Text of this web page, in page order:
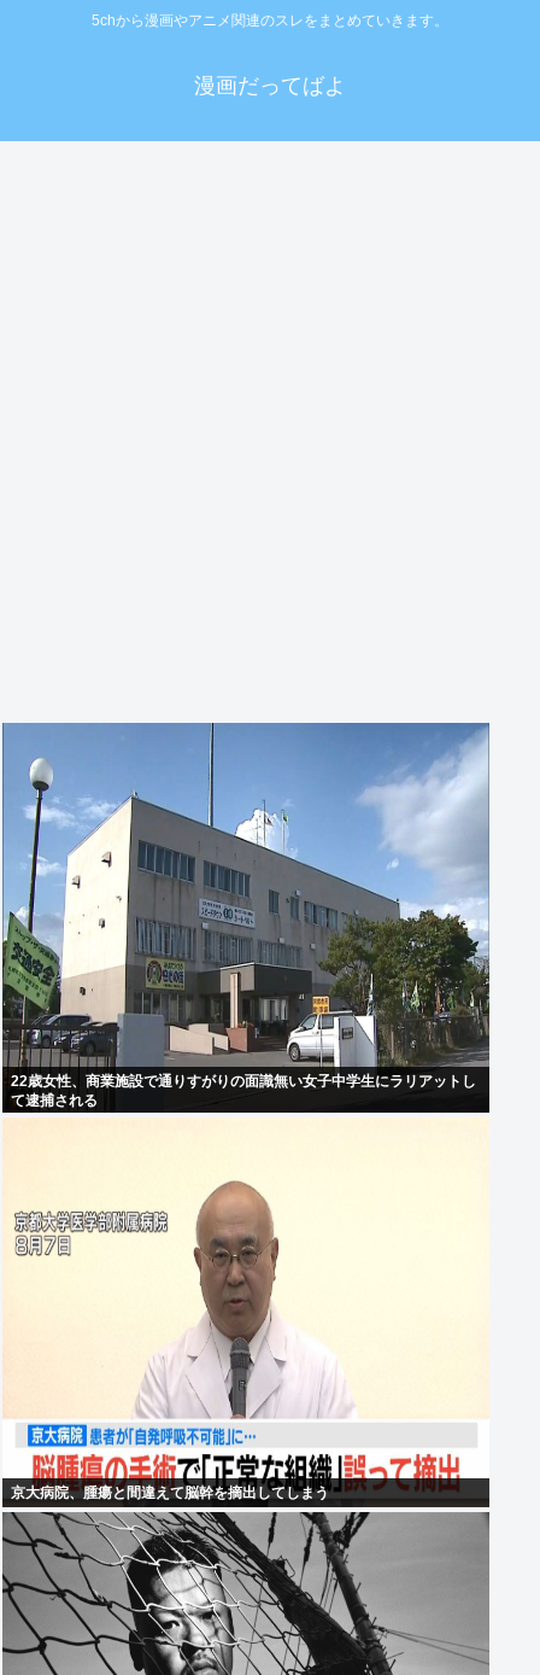
5chから漫画やアニメ関連のスレをまとめていきます。
漫画だってばよ
22歳女性、商業施設で通りすがりの面識無い女子中学生にラリアットし
て逮捕される
京大病院、腫瘍と間違えて脳幹を摘出してしまう